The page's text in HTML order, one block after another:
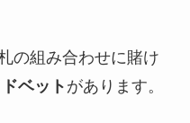
の組み合わせに賭け
ベット があります。